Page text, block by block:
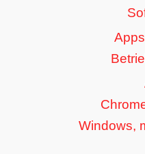
Windows,